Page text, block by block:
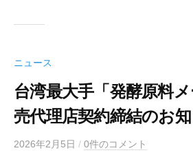
ニュース
台湾最大手「発酵原料
売代理店契約締結のお
2026年2月5日 b/ 0件のコメント